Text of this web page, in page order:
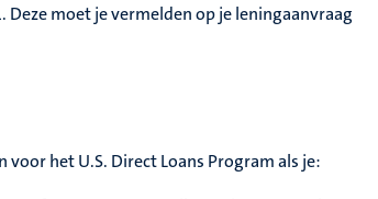
moet je vermelden op je leningaanvraag
het U.S. Direct Loans Program als je: